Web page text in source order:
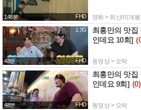
148분 FHD 영화 > 최신/미개봉
1.7G
48분 FHD
최홍만의 맛집
인데요 10회]
동영상 > 오락
1.8G
48분 FHD
최홍만의 맛집
인데요 9회] (0)
동영상 > 오락